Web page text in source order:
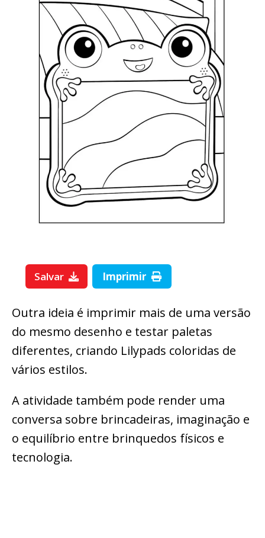
Salvar Imprimir
Outra ideia é imprimir mais de uma versão
do mesmo desenho e testar paletas
diferentes, criando Lilypads coloridas de
vários estilos.
A atividade também pode render uma
conversa sobre brincadeiras, imaginação e
o equilíbrio entre brinquedos físicos e
tecnologia.